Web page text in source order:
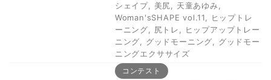
シェイプ, 美尻 天童あゆみ
Woman'sSHAPE vol.11
ヒップトレ
ーニング
尻トレ
ヒップアップトレー
ニング
グッドモーニング
グッドモー
ニングエクササイズ
コンテスト